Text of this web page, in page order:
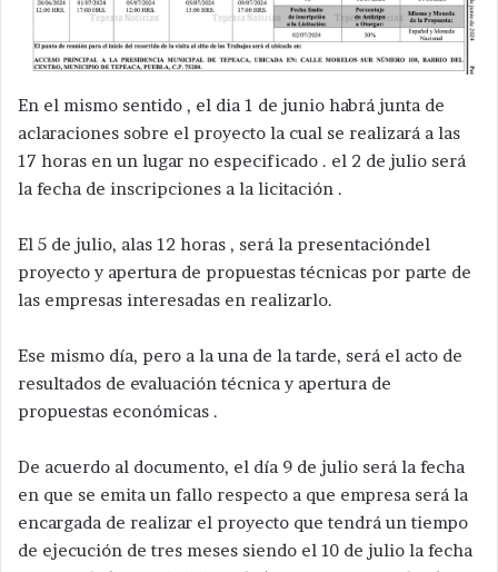
En el mismo sentido , el dia 1 de junio habrá junta de
aclaraciones sobre el proyecto la cual se realizará a las
17 horas en un lugar no especificado . el 2 de julio será
la fecha de inscripciones a la licitación .
El 5 de julio, alas 12 horas , será la presentacióndel
proyecto y apertura de propuestas técnicas por parte de
las empresas interesadas en realizarlo.
Ese mismo día, pero a la una de la tarde, será el acto de
resultados de evaluación técnica y apertura de
propuestas económicas .
De acuerdo al documento, el día 9 de julio será la fecha
en que se emita un fallo respecto a que empresa será la
encargada de realizar el proyecto que tendrá un tiempo
de ejecución de tres meses siendo el 10 de julio la fecha